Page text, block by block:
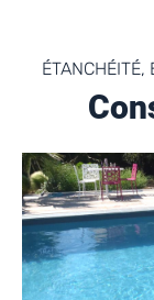
ÉTANCHÉITÉ,